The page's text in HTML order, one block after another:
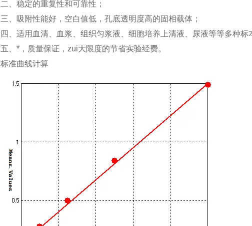
二、稳定的重复性和可靠性；
三、吸附性能好，空白值低，孔底透明度高的固相载体；
四、适用血清、血浆、组织匀浆液、细胞培养上清液、尿液等等多种标
五、*，质量保证，zui大限度的节省实验经费。
标准曲线计算